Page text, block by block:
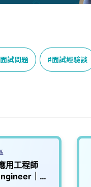
面試問題 面試經驗談
用工程師
｜